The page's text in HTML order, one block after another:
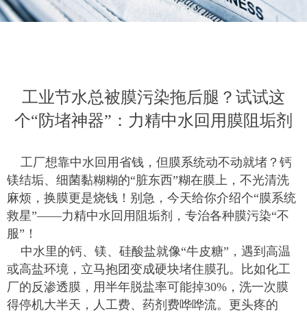
工业节水总被膜污染拖后腿？试试这
个“防堵神器”：力精中水回用膜阻垢剂
工厂想靠中水回用省钱，但膜系统动不动就堵？钙
镁结垢、细菌黏糊糊的“脏东西”糊在膜上，不光清洗
麻烦，换膜更是烧钱！别急，今天给你介绍个“膜系统
救星”——力精中水回用阻垢剂，专治各种膜污染“不
服”！
中水里的钙、镁、硅酸盐就像“牛皮糖”，遇到高温
或高盐环境，立马抱团变成硬块堵住膜孔。比如化工
厂的反渗透膜，用半年脱盐率可能掉30%，洗一次膜
得停机大半天，人工费、药剂费哗哗流。更头疼的